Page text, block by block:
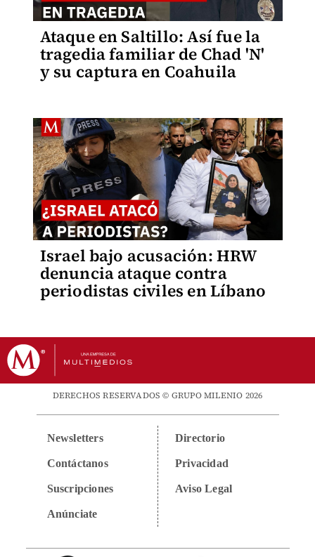
Ataque en Saltillo: Así fue la
tragedia familiar de Chad 'N'
y su captura en Coahuila
Israel bajo acusación: HRW
denuncia ataque contra
periodistas civiles en Líbano
DERECHOS RESERVADOS © GRUPO MILENIO 2026
Newsletters
Contáctanos
Suscripciones
Anúnciate
Directorio
Privacidad
Aviso Legal